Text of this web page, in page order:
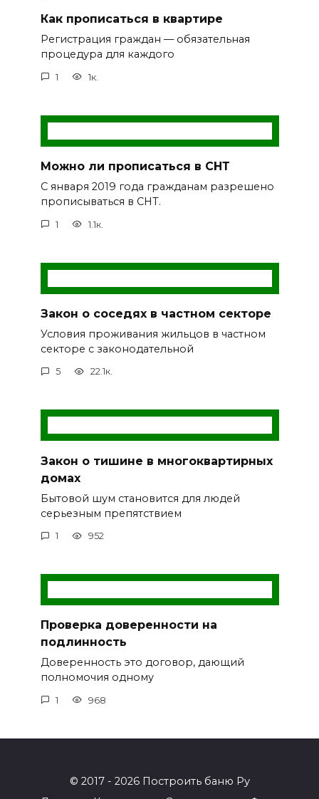
Как прописаться в квартире
Регистрация граждан — обязательная
процедура для каждого
1 1к.
Можно ли прописаться в СНТ
С января 2019 года гражданам разрешено
прописываться в СНТ.
1 1.1к.
Закон о соседях в частном секторе
Условия проживания жильцов в частном
секторе с законодательной
5 22.1к.
Закон о тишине в многоквартирных
домах
Бытовой шум становится для людей
серьезным препятствием
1 952
Проверка доверенности на
подлинность
Доверенность это договор, дающий
полномочия одному
1 968
© 2017 - 2026 Построить баню Ру